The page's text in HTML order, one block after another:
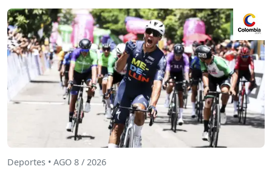
Deportes • AGO 8 / 2026